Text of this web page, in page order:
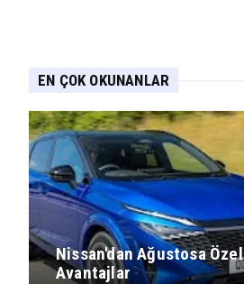
EN ÇOK OKUNANLAR
Nissan'dan Ağustosa Özel
Avantajlar